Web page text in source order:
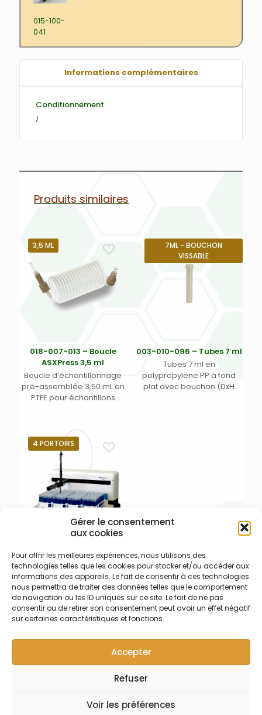
Gérer le consentement
aux cookies
Pour offrir les meilleures expériences, nous utilisons des
technologies telles que les cookies pour stocker et/ou accéder aux
informations des appareils. Le fait de consentir à ces technologies
nous permettra de traiter des données telles que le comportement
de navigation ou les ID uniques sur ce site. Le fait de ne pas
consentir ou de retirer son consentement peut avoir un effet négatif
sur certaines caractéristiques et fonctions.
Accepter
Refuser
Voir les préférences
015-100-
041
Informations complémentaires
Conditionnement
1
Produits similaires
3,5 ML
018-007-013 – Boucle
ASXPress 3,5 ml
Boucle d’échantillonnage
pré-assemblée 3,50 mL en
PTFE pour échantillons
Teledyne Labs (Cetac)
7ML - BOUCHON
VISSABLE
003-010-096 – Tubes 7 ml
Tubes 7 ml en
polypropylène PP à fond
plat avec bouchon (DxH
4 PORTOIRS
018-001-001 – Passeur 4
portoirs ASX-560
Teledyne Labs (Cetac)
Passeur d’échantillons
Teledyne LABS (cetac) ASX-
560 pilotable en
coordonnées X-Y-Z ;
580 x 550 x 620 – 2 ports
séries – 1 port USB – 100-
240 VAC ; 47-63 Hz ; 1,9 A –
Livré avec aiguilles de
positions, câbles